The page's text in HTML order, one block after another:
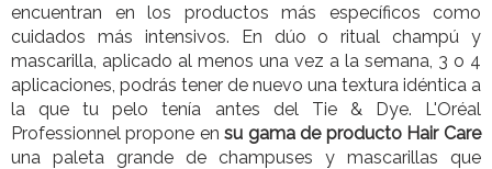
encuentran en los productos más específicos como
cuidados más intensivos. En dúo o ritual champú y
mascarilla, aplicado al menos una vez a la semana, 3 o 4
aplicaciones, podrás tener de nuevo una textura idéntica a
la que tu pelo tenía antes del Tie & Dye. L'Oréal
Professionnel propone en su gama de producto Hair Care
una paleta grande de champuses y mascarillas que